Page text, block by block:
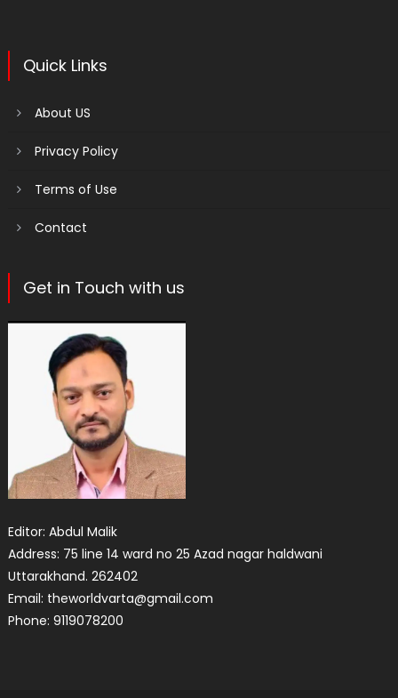
Quick Links
About US
Privacy Policy
Terms of Use
Contact
Get in Touch with us
Editor: Abdul Malik
Address: 75 line 14 ward no 25 Azad nagar haldwani
Uttarakhand. 262402
Email: theworldvarta@gmail.com
Phone: 9119078200